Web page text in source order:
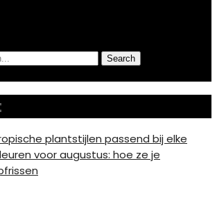
Search
plantstijlen passend bij elke
voor augustus: hoe ze je